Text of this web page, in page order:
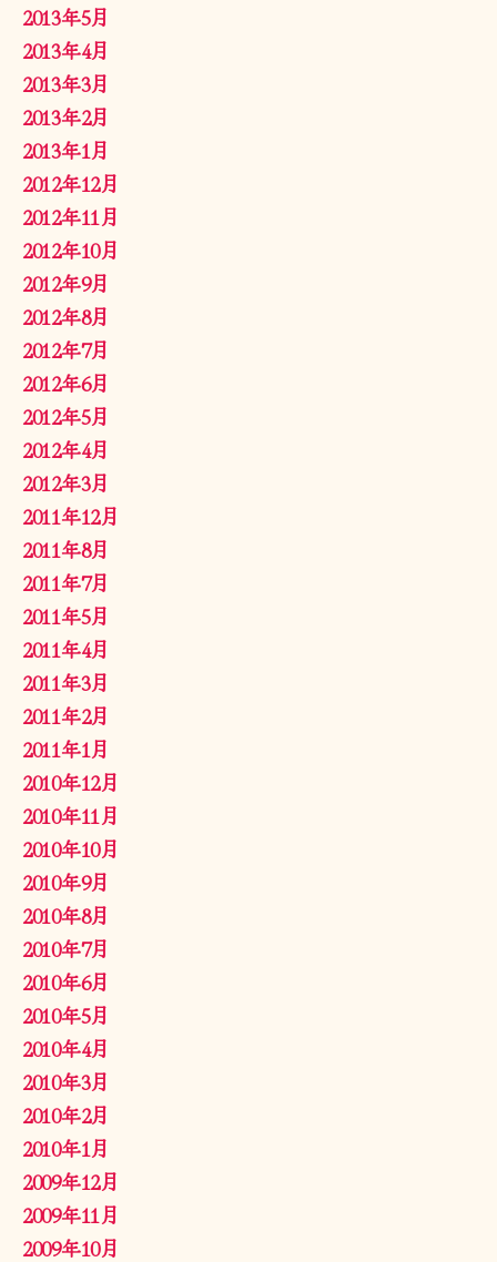
2013年5月
2013年4月
2013年3月
2013年2月
2013年1月
2012年12月
2012年11月
2012年10月
2012年9月
2012年8月
2012年7月
2012年6月
2012年5月
2012年4月
2012年3月
2011年12月
2011年8月
2011年7月
2011年5月
2011年4月
2011年3月
2011年2月
2011年1月
2010年12月
2010年11月
2010年10月
2010年9月
2010年8月
2010年7月
2010年6月
2010年5月
2010年4月
2010年3月
2010年2月
2010年1月
2009年12月
2009年11月
2009年10月